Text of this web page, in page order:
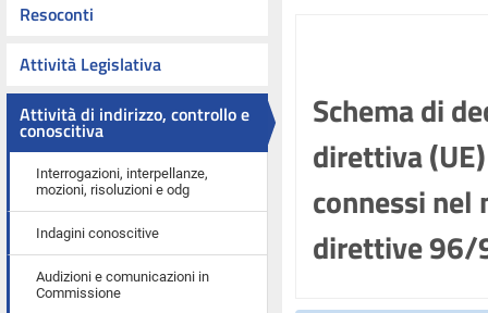
Resoconti
Attività Legislativa
Attività di indirizzo, controllo e
conoscitiva
Interrogazioni, interpellanze,
mozioni, risoluzioni e odg
Indagini conoscitive
Audizioni e comunicazioni in
Commissione
Schema di
direttiva
connessi nel
direttive 96/